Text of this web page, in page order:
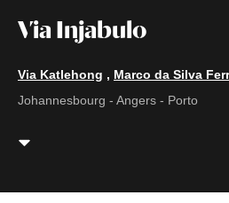
Via Injabulo
Via Katlehong , Marco da Silva
Johannesbourg - Angers - Porto